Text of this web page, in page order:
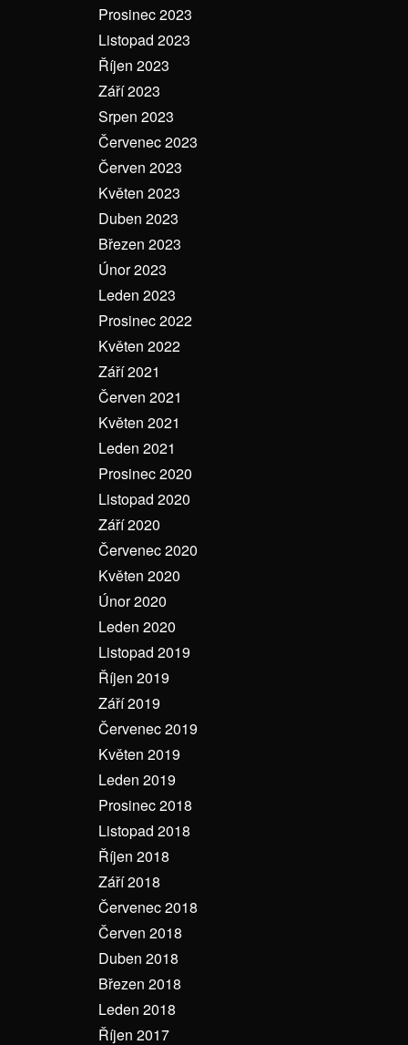
Prosinec 2023
Listopad 2023
Říjen 2023
Září 2023
Srpen 2023
Červenec 2023
Červen 2023
Květen 2023
Duben 2023
Březen 2023
Únor 2023
Leden 2023
Prosinec 2022
Květen 2022
Září 2021
Červen 2021
Květen 2021
Leden 2021
Prosinec 2020
Listopad 2020
Září 2020
Červenec 2020
Květen 2020
Únor 2020
Leden 2020
Listopad 2019
Říjen 2019
Září 2019
Červenec 2019
Květen 2019
Leden 2019
Prosinec 2018
Listopad 2018
Říjen 2018
Září 2018
Červenec 2018
Červen 2018
Duben 2018
Březen 2018
Leden 2018
Říjen 2017